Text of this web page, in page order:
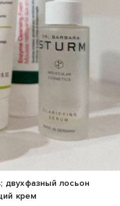
двухфазный лосьон
крем